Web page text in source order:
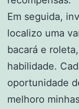
Em seguida,
localizo uma
bacará e
habilidade.
oportunidade
melhoro